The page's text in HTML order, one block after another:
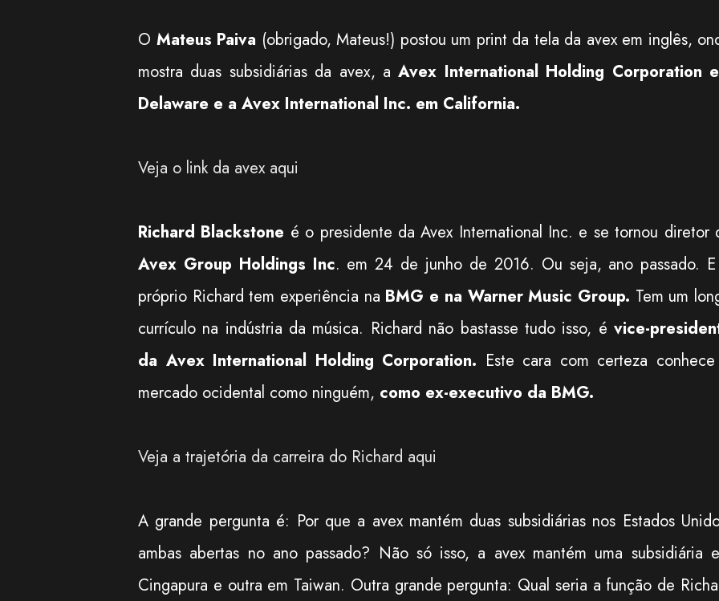
O Mateus Paiva (obrigado, Mateus!) postou um print da tela da avex em inglês,
mostra duas subsidiárias da avex, aAvex International Holding Corporation
Delaware e a Avex International Inc. em California.
Veja o link da avex aqui
Richard Blackstone é o presidente da Avex International Inc. e se tornou diretor
Avex Group Holdings Inc. em 24 de junho de 2016. Ou seja, ano passado.
próprio Richard tem experiência na BMG e na Warner Music Group. Tem um
currículo na indústria da música. Richard não bastasse tudo isso, é vice-
da Avex International Holding Corporation. Este cara com certeza
mercado ocidental como ninguém, como ex-executivo da BMG.
Veja a trajetória da carreira do Richard aqui
A grande pergunta é: Por que a avex mantém duas subsidiárias nos Estados
ambas abertas no ano passado? Não só isso, a avex mantém uma subsidiária
Cingapura e outra em Taiwan. Outra grande pergunta: Qual seria a função de